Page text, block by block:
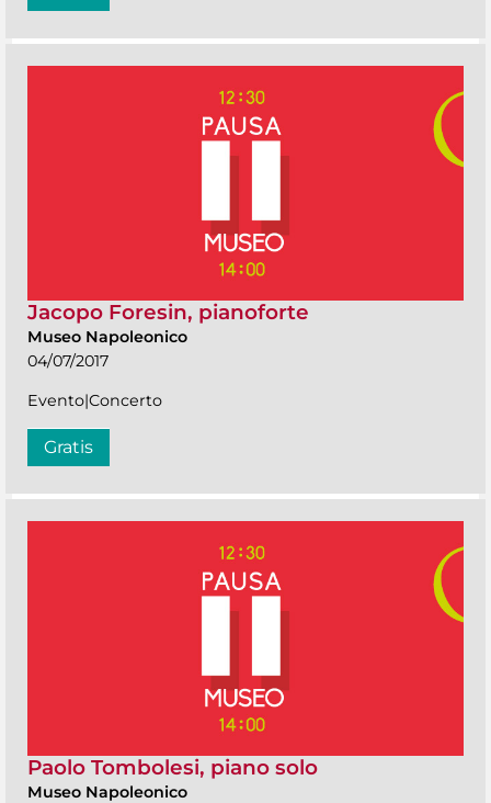
Jacopo Foresin, pianoforte
Museo Napoleonico
04/07/2017
Evento|Concerto
Gratis
Paolo Tombolesi, piano solo
Museo Napoleonico